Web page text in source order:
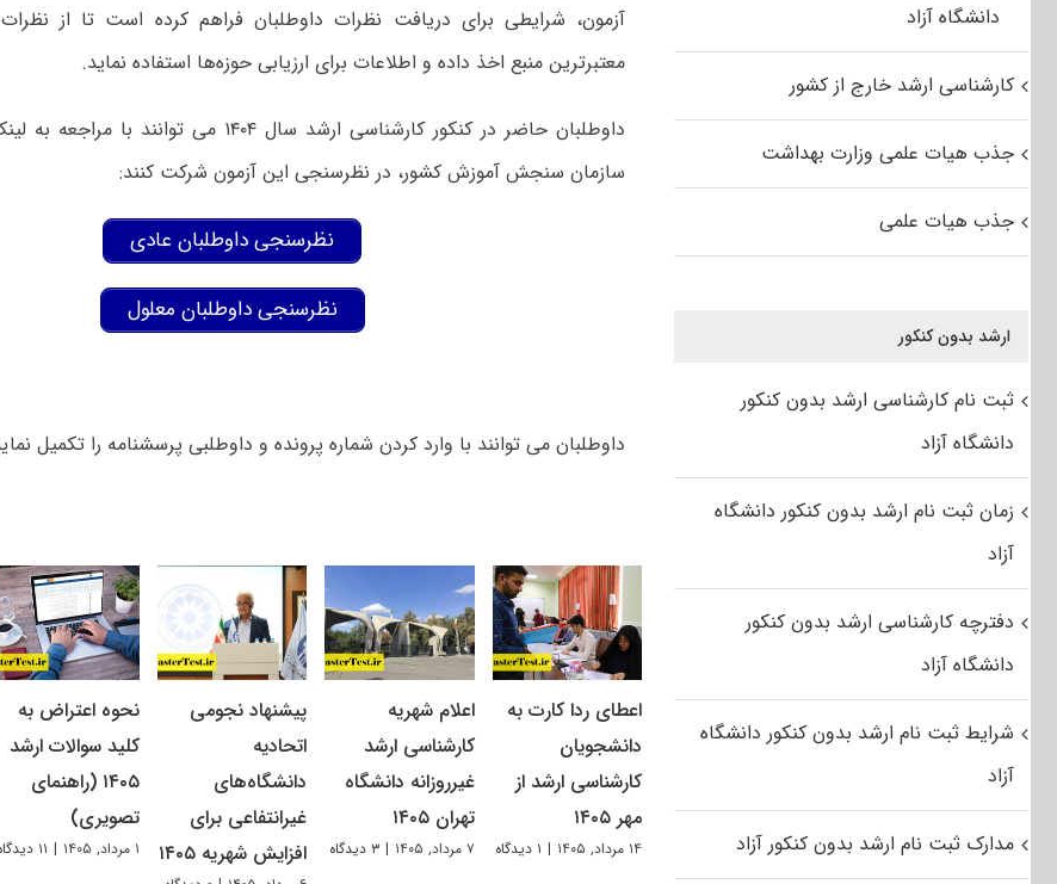
آزمون، شرایطی برای دریافت نظرات داوطلبان فراهم کرده است تا از
معتبرترین منبع اخذ داده و اطلاعات برای ارزیابی حوزه‌ها استفاده نماید.
داوطلبان حاضر در کنکور کارشناسی ارشد سال ۱۴۰۴ می
سازمان سنجش آموزش کشور، در نظرسنجی این آزمون شرکت کنند:
نظرسنجی داوطلبان عادی
نظرسنجی داوطلبان معلول
داوطلبان می توانند با وارد کردن شماره پرونده و داوطلبی پرسشنامه را تکمیل
اعطای ردا کارت به
دانشجویان
کارشناسی ارشد از
مهر ۱۴۰۵
۱۴ مرداد, ۱۴۰۵ | ۱ دیدگاه
اعلام شهریه
کارشناسی ارشد
غیرروزانه دانشگاه
تهران ۱۴۰۵
۷ مرداد, ۱۴۰۵ | ۳ دیدگاه
پیشنهاد نجومی
اتحادیه
دانشگاه‌های
غیرانتفاعی برای
افزایش شهریه ۱۴۰۵
نحوه اعتراض به
کلید سوالات ارشد
۱۴۰۵ (راهنمای
تصویری)
۱ مرداد, ۱۴۰۵ | ۱۱ دیدگاه
دانشگاه آزاد
کارشناسی ارشد خارج از کشور
جذب هیات علمی وزارت بهداشت
جذب هیات علمی
ارشد بدون کنکور
ثبت نام کارشناسی ارشد بدون کنکور
دانشگاه آزاد
زمان ثبت نام ارشد بدون کنکور دانشگاه
آزاد
دفترچه کارشناسی ارشد بدون کنکور
دانشگاه آزاد
شرایط ثبت نام ارشد بدون کنکور دانشگاه
آزاد
مدارک ثبت نام ارشد بدون کنکور آزاد